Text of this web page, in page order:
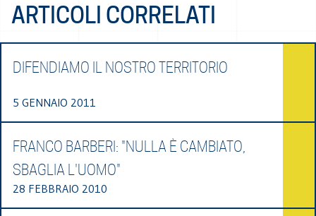
ARTICOLI CORRELATI
DIFENDIAMO IL NOSTRO TERRITORIO
5 GENNAIO 2011
FRANCO BARBERI: "NULLA È CAMBIATO,
SBAGLIA L'UOMO"
28 FEBBRAIO 2010